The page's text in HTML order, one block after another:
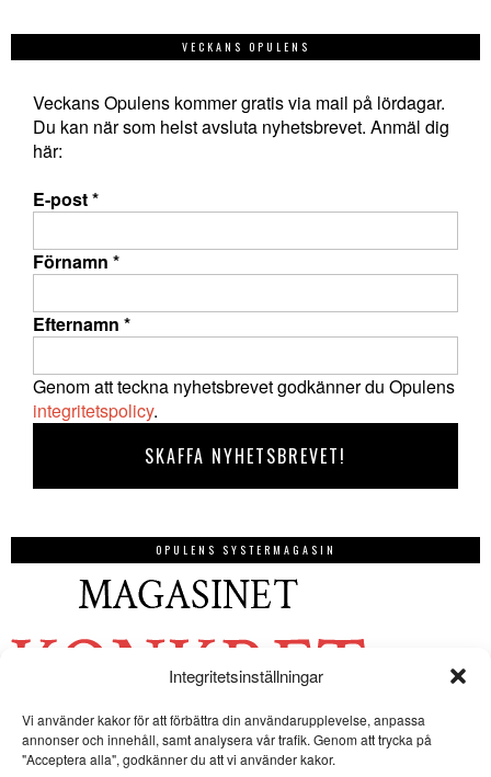
Integritetsinställningar
Vi använder kakor för att förbättra din användarupplevelse, anpassa
annonser och innehåll, samt analysera vår trafik. Genom att trycka på
"Acceptera alla", godkänner du att vi använder kakor.
VECKANS OPULENS
Veckans Opulens kommer gratis via mail på lördagar.
Du kan när som helst avsluta nyhetsbrevet. Anmäl dig
här:
E-post*
Förnamn *
Efternamn *
Genom att teckna nyhetsbrevet godkänner du Opulens
integritetspolicy.
OPULENS SYSTERMAGASIN